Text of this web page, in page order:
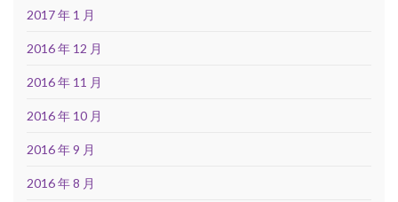
2017 年 1 月
2016 年 12 月
2016 年 11 月
2016 年 10 月
2016 年 9 月
2016 年 8 月